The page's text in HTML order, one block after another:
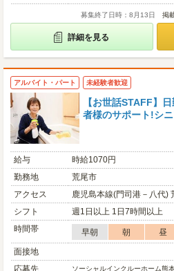
募集終了日時：8月13日 掲
詳細を見る
アルバイト・パート 未経験者歓迎
【お世話STAFF】
者様のサポート!シ
給与
時給1070円
勤務地
荒尾市
アクセス
鹿児島本線(門司港－八代)
シフト
週1日以上 1日7時間以上
時間帯
早朝 朝 昼
面接地
応募先
ソーシャルインクルーホーム熊